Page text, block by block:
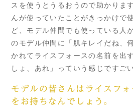
スを使うとうるおうので助かりま
んが使っていたことがきっかけで
ど、モデル仲間でも使っている人
のモデル仲間に「肌キレイだね、
かれてライスフォースの名前を出
しょ、あれ」っていう感じですご
モデルの皆さんはライスフ
をお持ちなんでしょう。